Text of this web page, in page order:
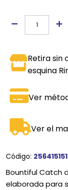
Retira sin
esquina
Ver
Ver el
Código:
Bountiful Catch
elaborada para